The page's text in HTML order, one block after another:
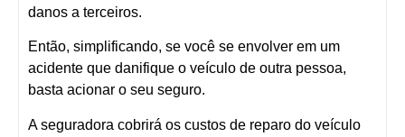
danos a terceiros.
Então, simplificando, se você se envolver em um
acidente que danifique o veículo de outra pessoa,
basta acionar o seu seguro.
A seguradora cobrirá os custos de reparo do veículo